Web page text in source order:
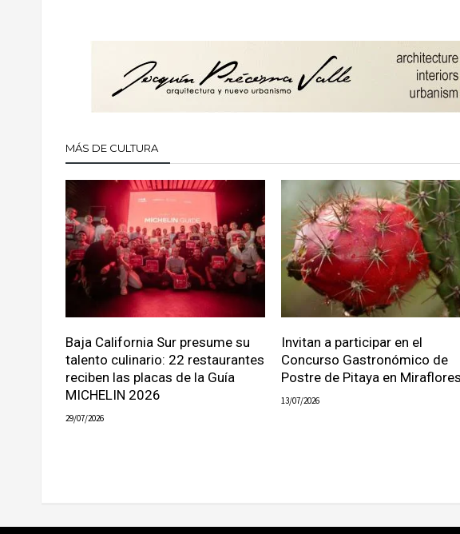
MÁS DE CULTURA
Baja California Sur presume su
talento culinario: 22 restaurantes
reciben las placas de la Guía
MICHELIN 2026
29/07/2026
Invitan a participar en el
Concurso Gastronómico de
Postre de Pitaya en Miraflores
13/07/2026